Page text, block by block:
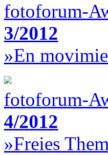
fotoforum-
3/2012
»En
fotoforum-
4/2012
»Freies